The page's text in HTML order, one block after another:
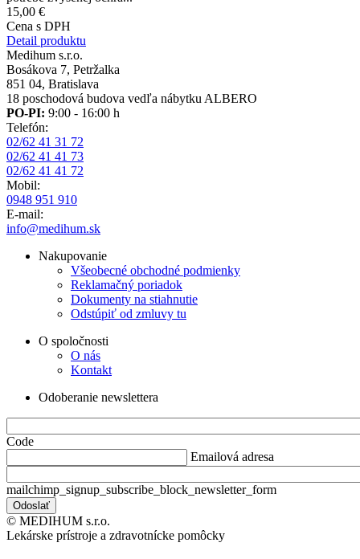
15,00 €
Cena s DPH
Detail produktu
Medihum s.r.o.
Bosákova 7, Petržalka
851 04, Bratislava
18 poschodová budova vedľa nábytku ALBERO
PO-PI: 9:00 - 16:00 h
Telefón:
02/62 41 31 72
02/62 41 41 73
02/62 41 41 72
Mobil:
0948 951 910
E-mail:
info@medihum.sk
Nakupovanie
Všeobecné obchodné podmienky
Reklamačný poriadok
Dokumenty na stiahnutie
Odstúpiť od zmluvy tu
O spoločnosti
O nás
Kontakt
Odoberanie newslettera
Code
Emailová adresa
mailchimp_signup_subscribe_block_newsletter_form
© MEDIHUM s.r.o.
Lekárske prístroje a zdravotnícke pomôcky